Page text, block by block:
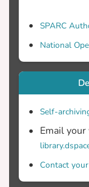
SPARC
National
Self-
Email
Contact